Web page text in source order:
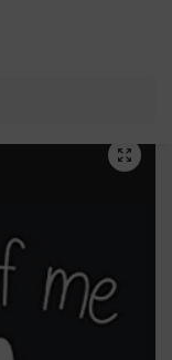
Y-Gurt mit D-Ring, für Geschirrgröße: 0, schwarz